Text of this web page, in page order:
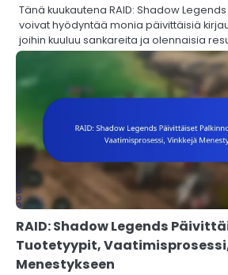
Tänä kuukautena RAID: Shadow
voivat hyödyntää monia päivittäisiä
joihin kuuluu sankareita ja olennaisia
RAID: Shadow Legends
Tuotetyypit,
Menestykseen